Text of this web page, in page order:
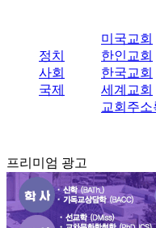
정치
사회
국제
미국교회
한인교회
한국교회
세계교회
교회주소
프리미엄 광고